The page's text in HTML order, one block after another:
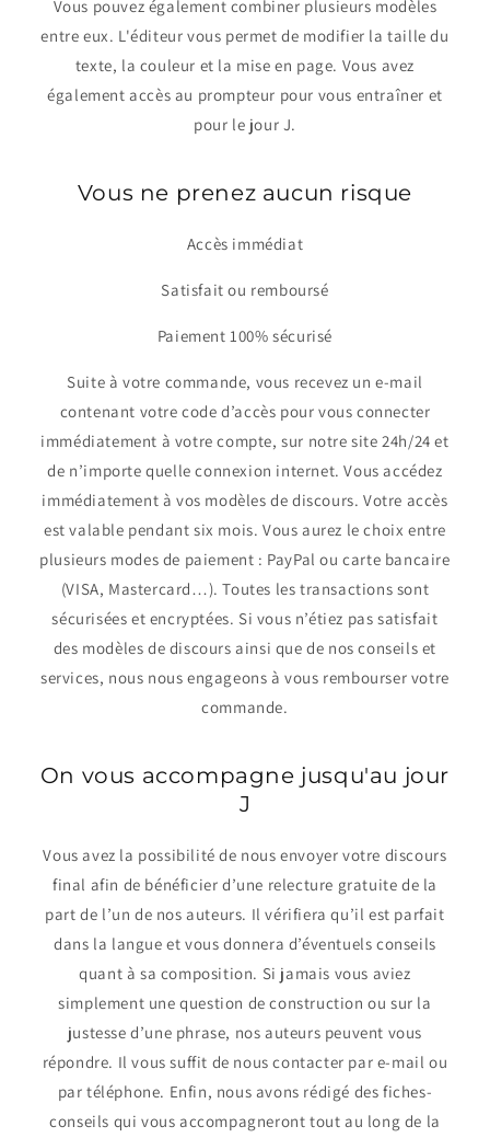
Vous pouvez également combiner plusieurs modèles
entre eux. L'éditeur vous permet de modifier la taille du
texte, la couleur et la mise en page. Vous avez
également accès au prompteur pour vous entraîner et
pour le jour J.
Vous ne prenez aucun risque
Accès immédiat
Satisfait ou remboursé
Paiement 100% sécurisé
Suite à votre commande, vous recevez un e-mail
contenant votre code d’accès pour vous connecter
immédiatement à votre compte, sur notre site 24h/24 et
de n’importe quelle connexion internet. Vous accédez
immédiatement à vos modèles de discours. Votre accès
est valable pendant six mois. Vous aurez le choix entre
plusieurs modes de paiement : PayPal ou carte bancaire
(VISA, Mastercard…). Toutes les transactions sont
sécurisées et encryptées. Si vous n’étiez pas satisfait
des modèles de discours ainsi que de nos conseils et
services, nous nous engageons à vous rembourser votre
commande.
On vous accompagne jusqu'au jour
J
Vous avez la possibilité de nous envoyer votre discours
final afin de bénéficier d’une relecture gratuite de la
part de l’un de nos auteurs. Il vérifiera qu’il est parfait
dans la langue et vous donnera d’éventuels conseils
quant à sa composition. Si jamais vous aviez
simplement une question de construction ou sur la
justesse d’une phrase, nos auteurs peuvent vous
répondre. Il vous suffit de nous contacter par e-mail ou
par téléphone. Enfin, nous avons rédigé des fiches-
conseils qui vous accompagneront tout au long de la